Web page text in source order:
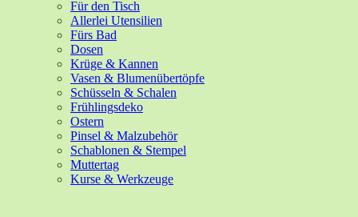
Für den Tisch
Allerlei Utensilien
Fürs Bad
Dosen
Krüge & Kannen
Vasen & Blumenübertöpfe
Schüsseln & Schalen
Frühlingsdeko
Ostern
Pinsel & Malzubehör
Schablonen & Stempel
Muttertag
Kurse & Werkzeuge